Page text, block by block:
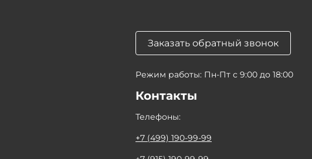
Заказать обратный звонок
Режим работы: Пн-Пт с 9:00 до 18:00
Контакты
Телефоны:
+7 (499) 190-99-99